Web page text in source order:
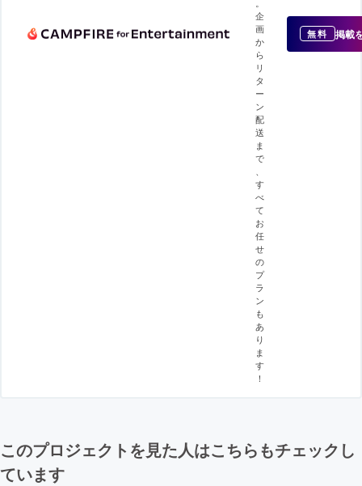
企
画
か
ら
リ
タ
ー
ン
配
送
ま
で
す
べ
て
お
任
せ
の
プ
ラ
ン
も
あ
り
ま
す
！
無料 掲載
このプロジェクトを見た人はこちらもチェックし
ています